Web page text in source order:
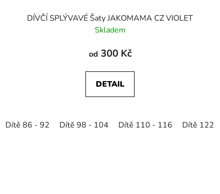
DÍVČÍ SPLÝVAVÉ Šaty JAKOMAMA CZ VIOLET
Skladem
od 300 Kč
DETAIL
Dítě 86 - 92 Dítě 98 - 104 Dítě 110 - 116 Dítě 122